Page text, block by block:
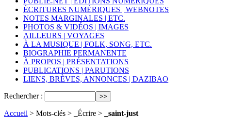
ÉCRITURES NUMÉRIQUES | WEBNOTES
NOTES MARGINALES | ETC.
PHOTOS & VIDÉOS | IMAGES
AILLEURS | VOYAGES
À LA MUSIQUE | FOLK, SONG, ETC.
BIOGRAPHIE PERMANENTE
À PROPOS | PRÉSENTATIONS
PUBLICATIONS | PARUTIONS
LIENS, BRÈVES, ANNONCES | DAZIBAO
Rechercher :
Accueil > Mots-clés > _Écrire > _saint-just